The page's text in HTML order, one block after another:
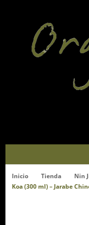
Inicio Tienda Nin
Koa (300 ml) – Jarabe